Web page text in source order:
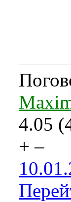
4.05 (
+ –